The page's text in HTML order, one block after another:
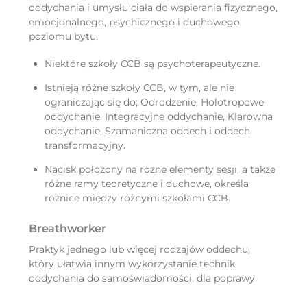
oddychania i umysłu ciała do wspierania fizycznego,
emocjonalnego, psychicznego i duchowego
poziomu bytu.
Niektóre szkoły CCB są psychoterapeutyczne.
Istnieją różne szkoły CCB, w tym, ale nie
ograniczając się do; Odrodzenie, Holotropowe
oddychanie, Integracyjne oddychanie, Klarowna
oddychanie, Szamaniczna oddech i oddech
transformacyjny.
Nacisk położony na różne elementy sesji, a także
różne ramy teoretyczne i duchowe, określa
różnice między różnymi szkołami CCB.
Breathworker
Praktyk jednego lub więcej rodzajów oddechu,
który ułatwia innym wykorzystanie technik
oddychania do samoświadomości, dla poprawy